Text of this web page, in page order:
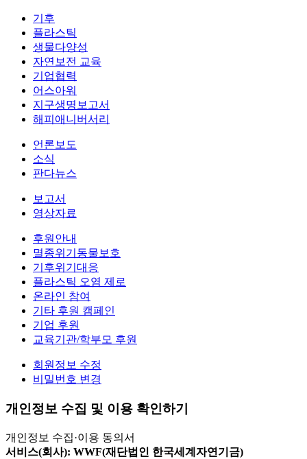
기후
플라스틱
생물다양성
자연보전 교육
기업협력
어스아워
지구생명보고서
해피애니버서리
언론보도
소식
판다뉴스
보고서
영상자료
후원안내
멸종위기동물보호
기후위기대응
플라스틱 오염 제로
온라인 참여
기타 후원 캠페인
기업 후원
교육기관/학부모 후원
회원정보 수정
비밀번호 변경
개인정보 수집 및 이용 확인하기
개인정보 수집·이용 동의서
서비스(회사): WWF(재단법인 한국세계자연기금)